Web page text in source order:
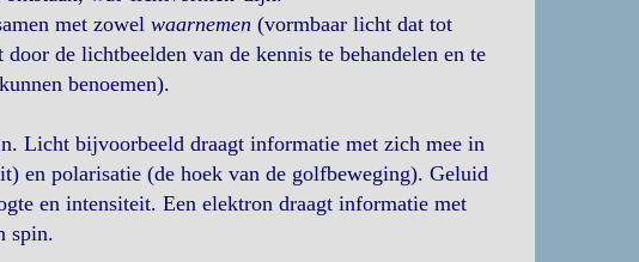
met zowel waarnemen (vormbaar licht dat tot
de lichtbeelden van de kennis te behandelen en te
benoemen).
Licht bijvoorbeeld draagt informatie met zich mee in
en polarisatie (de hoek van de golfbeweging). Geluid
en intensiteit. Een elektron draagt informatie met
spin.